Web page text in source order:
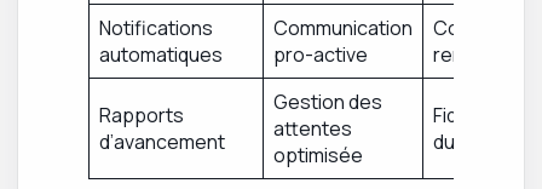
Notifications
automatiques
Communication
pro-active
Confiance
renforcée
Rapports
d’avancement
Gestion des
attentes
optimisée
Fidélisation
du client